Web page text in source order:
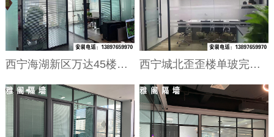
西宁海湖新区万达45楼完工！ 西宁城北歪歪楼单玻完工！